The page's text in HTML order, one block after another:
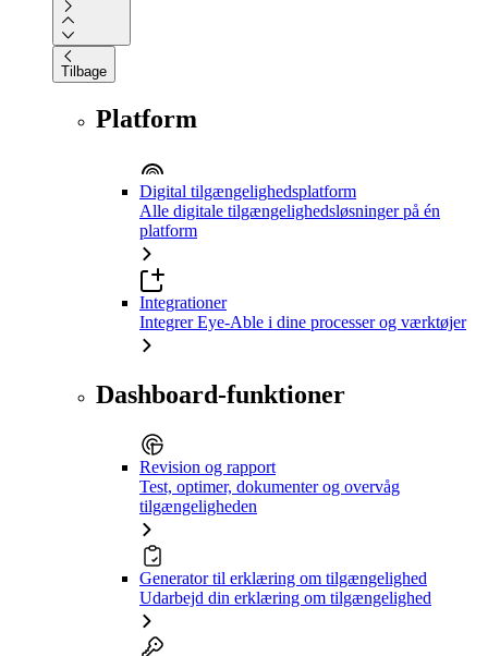
Tilbage
Platform
Digital tilgængelighedsplatform
Alle digitale tilgængelighedsløsninger på én
platform
Integrationer
Integrer Eye-Able i dine processer og værktøjer
Dashboard-funktioner
Revision og rapport
Test, optimer, dokumenter og overvåg
tilgængeligheden
Generator til erklæring om tilgængelighed
Udarbejd din erklæring om tilgængelighed